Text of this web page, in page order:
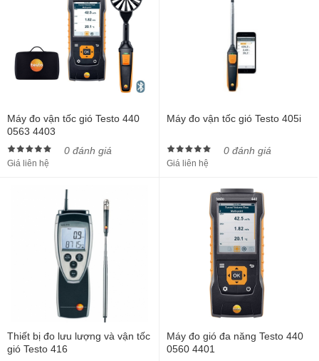
Máy đo vận tốc gió Testo 440
0563 4403
0 đánh giá
Giá liên hệ
Máy đo vận tốc gió Testo 405i
0 đánh giá
Giá liên hệ
Thiết bị đo lưu lượng và vận tốc
gió Testo 416
Máy đo gió đa năng Testo 440
0560 4401